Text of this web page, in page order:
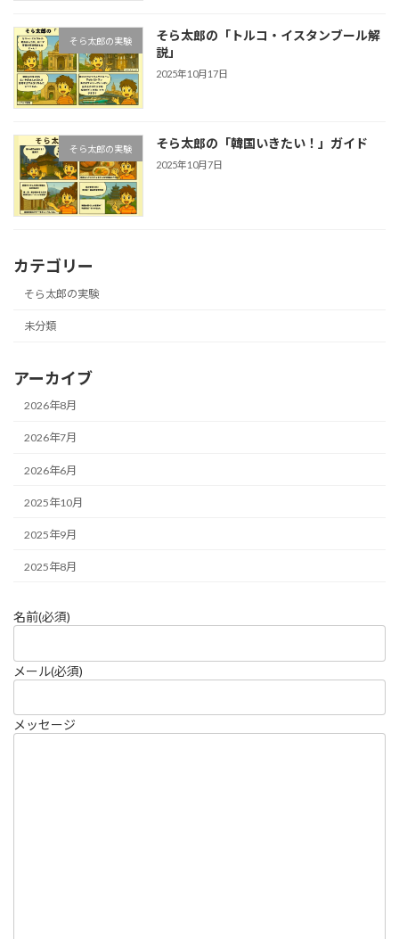
そら太郎の実験
そら太郎の「トルコ・イスタンブール解
説」
2025年10月17日
そら太郎の実験 そら太郎の「韓国いきたい！」ガイド
2025年10月7日
カテゴリー
そら太郎の実験
未分類
アーカイブ
2026年8月
2026年7月
2026年6月
2025年10月
2025年9月
2025年8月
名前(必須)
メール(必須)
メッセージ